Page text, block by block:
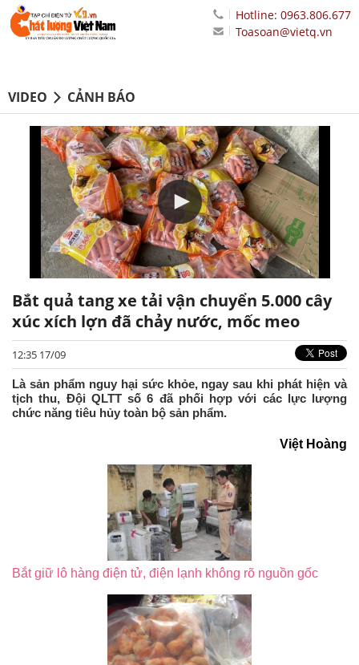
Hotline: 0963.806.677
Toasoan@vietq.vn
VIDEO CẢNH BÁO
Bắt quả tang xe tải vận chuyển 5.000 cây
xúc xích lợn đã chảy nước, mốc meo
12:35 17/09
Là sản phẩm nguy hại sức khỏe, ngay sau khi phát hiện và
tịch thu, Đội QLTT số 6 đã phối hợp với các lực lượng
chức năng tiêu hủy toàn bộ sản phẩm.
Việt Hoàng
Bắt giữ lô hàng điện tử, điện lạnh không rõ nguồn gốc